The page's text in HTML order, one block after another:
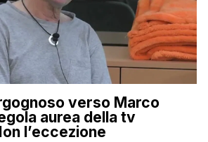
verso Marco
aurea della tv
l’eccezione